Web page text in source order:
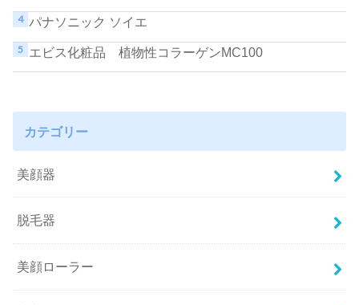
パナソニック ソイエ
エビス化粧品 植物性コラーゲンMC100
カテゴリー
美顔器
脱毛器
美顔ローラー